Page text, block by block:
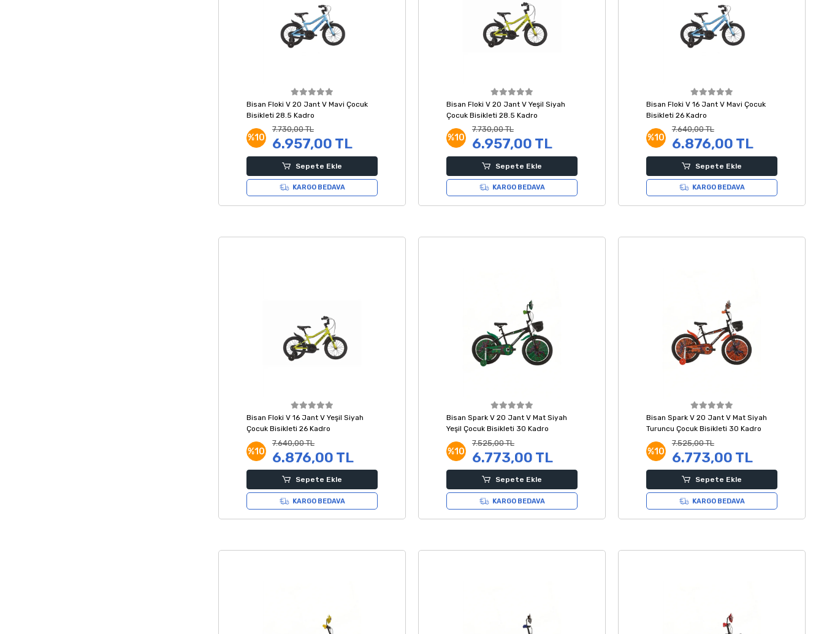
Bisan Floki V 20 Jant V Mavi Çocuk
Bisikleti 28.5 Kadro
%10
7.730,00 TL
6.957,00 TL
Sepete Ekle
KARGO BEDAVA
Bisan Floki V 20 Jant V Yeşil Siyah
Çocuk Bisikleti 28.5 Kadro
%10
7.730,00 TL
6.957,00 TL
Sepete Ekle
KARGO BEDAVA
Bisan Floki V 16 Jant V Mavi Çocuk
Bisikleti 26 Kadro
%10
7.640,00 TL
6.876,00 TL
Sepete Ekle
KARGO BEDAVA
Bisan Floki V 16 Jant V Yeşil Siyah
Çocuk Bisikleti 26 Kadro
%10
7.640,00 TL
6.876,00 TL
Sepete Ekle
KARGO BEDAVA
Bisan Spark V 20 Jant V Mat Siyah
Yeşil Çocuk Bisikleti 30 Kadro
%10
7.525,00 TL
6.773,00 TL
Sepete Ekle
KARGO BEDAVA
Bisan Spark V 20 Jant V Mat Siyah
Turuncu Çocuk Bisikleti 30 Kadro
%10
7.525,00 TL
6.773,00 TL
Sepete Ekle
KARGO BEDAVA